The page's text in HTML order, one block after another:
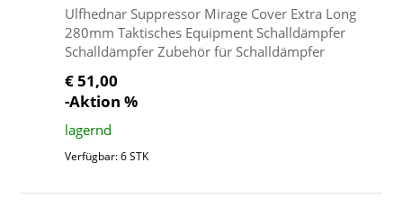
Ulfhednar Suppressor Mirage Cover Extra Long
280mm Taktisches Equipment Schalldämpfer
Schalldämpfer Zubehör für Schalldämpfer
€ 51,00
-Aktion %
lagernd
Verfügbar: 6 STK